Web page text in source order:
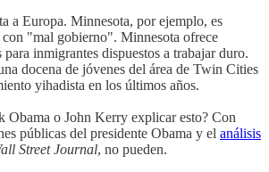
a Europa. Minnesota, por ejemplo, es
"mal gobierno". Minnesota ofrece
inmigrantes dispuestos a trabajar duro.
docena de jóvenes del área de Twin Cities
yihadista en los últimos años.
Obama o John Kerry explicar esto? Con
públicas del presidente Obama y el análisis
Street Journal, no pueden.